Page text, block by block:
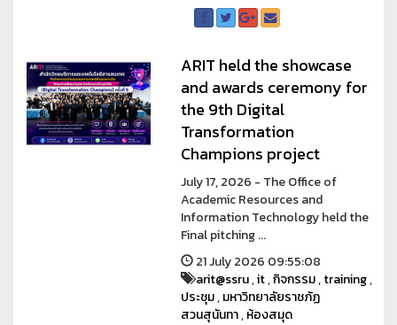
ARIT held the showcase
and awards ceremony for
the 9th Digital
Transformation
Champions project
July 17, 2026 - The Office of
Academic Resources and
Information Technology held the
Final pitching ...
21 July 2026 09:55:08
arit@ssru,it,กิจกรรม,training,
ประชุม,มหาวิทยาลัยราชภัฏ
สวนสุนันทา,ห้องสมุด